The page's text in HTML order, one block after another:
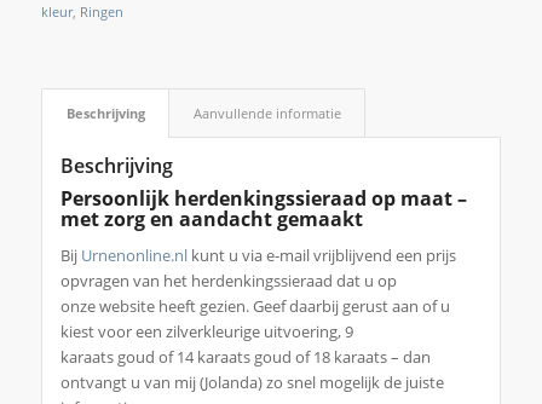
kleur, Ringen
Beschrijving Aanvullende informatie
Beschrijving
Persoonlijk herdenkingssieraad op maat –
met zorg en aandacht gemaakt
Bij Urnenonline.nlkunt u via e-mail vrijblijvend een prijs
opvragen van het herdenkingssieraad dat u op
onze website heeft gezien. Geef daarbij gerust aan of u
kiest voor een zilverkleurige uitvoering, 9
karaats goud of 14 karaats goud of 18 karaats – dan
ontvangt u van mij (Jolanda) zo snel mogelijk de juiste